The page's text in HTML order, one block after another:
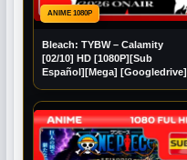
ANIME 1080P
Bleach: TYBW – Calamity
[02/10] HD [1080P][Sub
Español][Mega] [Googledrive]